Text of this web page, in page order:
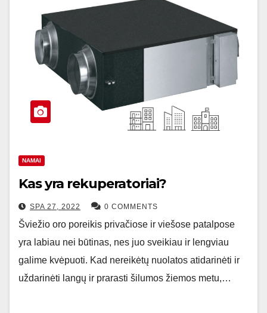
NAMAI
Kas yra rekuperatoriai?
SPA 27, 2022 0 COMMENTS
Šviežio oro poreikis privačiose ir viešose patalpose
yra labiau nei būtinas, nes juo sveikiau ir lengviau
galime kvėpuoti. Kad nereikėtų nuolatos atidarinėti ir
uždarinėti langų ir prarasti šilumos žiemos metu,…